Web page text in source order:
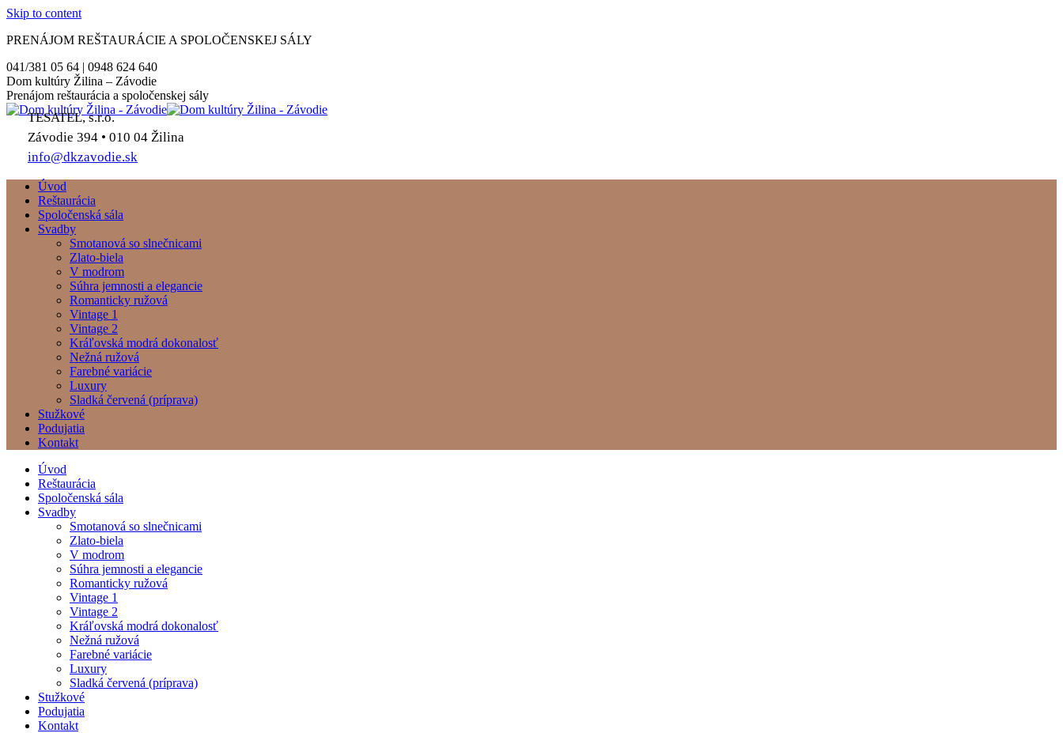
Skip to content
PRENÁJOM REŠTAURÁCIE A SPOLOČENSKEJ SÁLY
041/381 05 64 | 0948 624 640
Dom kultúry Žilina – Závodie
Prenájom reštaurácia a spoločenskej sály
TESATEL, s.r.o.
Závodie 394 • 010 04 Žilina
info@dkzavodie.sk
Úvod
Reštaurácia
Spoločenská sála
Svadby
Smotanová so slnečnicami
Zlato-biela
V modrom
Súhra jemnosti a elegancie
Romanticky ružová
Vintage 1
Vintage 2
Kráľovská modrá dokonalosť
Nežná ružová
Farebné variácie
Luxury
Sladká červená (príprava)
Stužkové
Podujatia
Kontakt
Úvod
Reštaurácia
Spoločenská sála
Svadby
Smotanová so slnečnicami
Zlato-biela
V modrom
Súhra jemnosti a elegancie
Romanticky ružová
Vintage 1
Vintage 2
Kráľovská modrá dokonalosť
Nežná ružová
Farebné variácie
Luxury
Sladká červená (príprava)
Stužkové
Podujatia
Kontakt